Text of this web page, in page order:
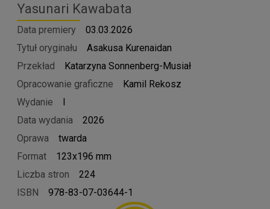
Yasunari Kawabata
Data premiery
03.03.2026
Tytuł oryginału
Asakusa Kurenaidan
Przekład
Katarzyna Sonnenberg-Musiał
Opracowanie graficzne
Kamil Rekosz
Wydanie
I
Data wydania
2026
Oprawa
twarda
Format
123x196 mm
Liczba stron
224
ISBN
978-83-07-03644-1